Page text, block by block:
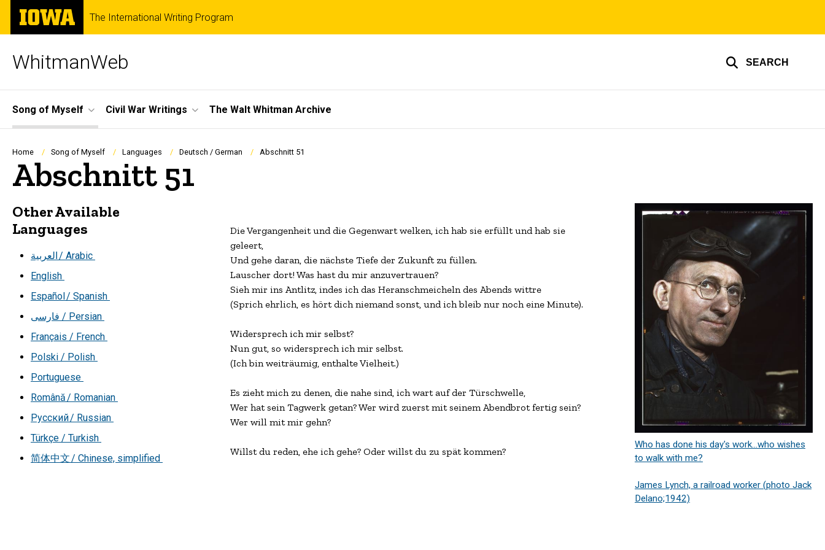
Skip
main
The
University
of
The International Writing Program
WhitmanWeb SEARCH
Site
Main
Navigation
Song of Myself Civil War Writings The Walt Whitman Archive
Breadcrumb
Home Song of Myself Languages Deutsch / German Abschnitt 51
Abschnitt 51
Other Available
Languages
العربية/ Arabic
English
Español / Spanish
فارسی / Persian
Français / French
Polski / Polish
Portuguese
Română / Romanian
Русский / Russian
Türkçe / Turkish
简体中文 / Chinese, simplified
Die Vergangenheit und die Gegenwart welken, ich hab sie erfüllt und hab sie
geleert,
Und gehe daran, die nächste Tiefe der Zukunft zu füllen.
Lauscher dort! Was hast du mir anzuvertrauen?
Sieh mir ins Antlitz, indes ich das Heranschmeicheln des Abends wittre
(Sprich ehrlich, es hört dich niemand sonst, und ich bleib nur noch eine Minute).
Widersprech ich mir selbst?
Nun gut, so widersprech ich mir selbst.
(Ich bin weiträumig, enthalte Vielheit.)
Es zieht mich zu denen, die nahe sind, ich wart auf der Türschwelle,
Wer hat sein Tagwerk getan? Wer wird zuerst mit seinem Abendbrot fertig sein?
Wer will mit mir gehn?
Willst du reden, ehe ich gehe? Oder willst du zu spät kommen?
Who has done his day's work...who wishes
to walk with me?
James Lynch, a railroad worker (photo Jack
Delano;1942)